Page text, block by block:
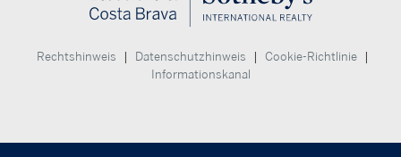
Rechtshinweis Datenschutzhinweis Cookie-Richtlinie
Informationskanal